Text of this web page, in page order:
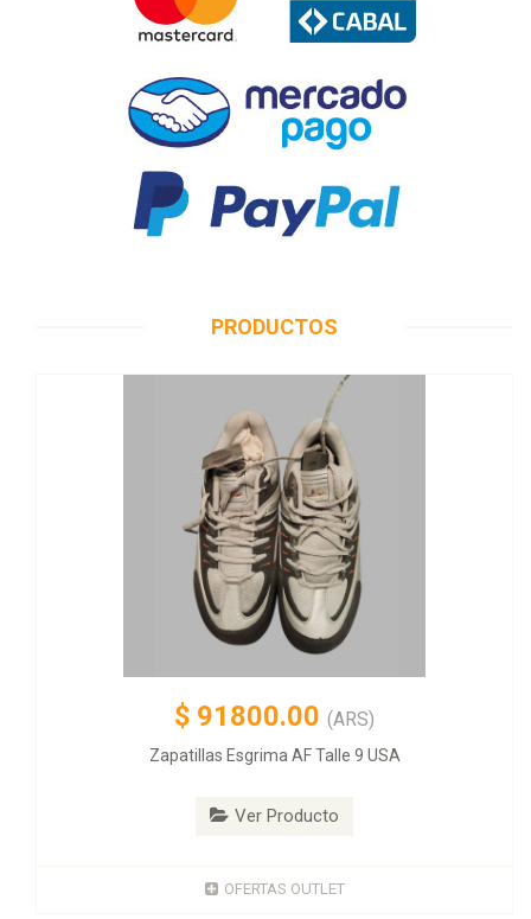
PRODUCTOS
$ 91800.00 (ARS)
Zapatillas Esgrima AF Talle 9 USA
Ver Producto
OFERTAS OUTLET